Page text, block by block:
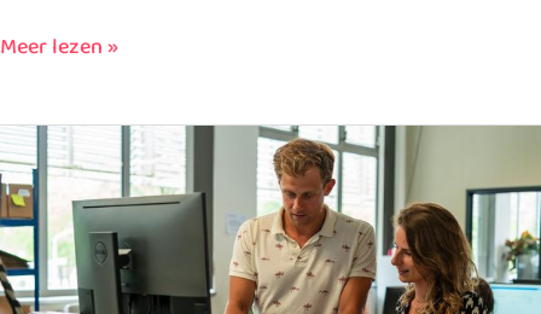
Meer lezen »
Video:
De
service
van
MedApp